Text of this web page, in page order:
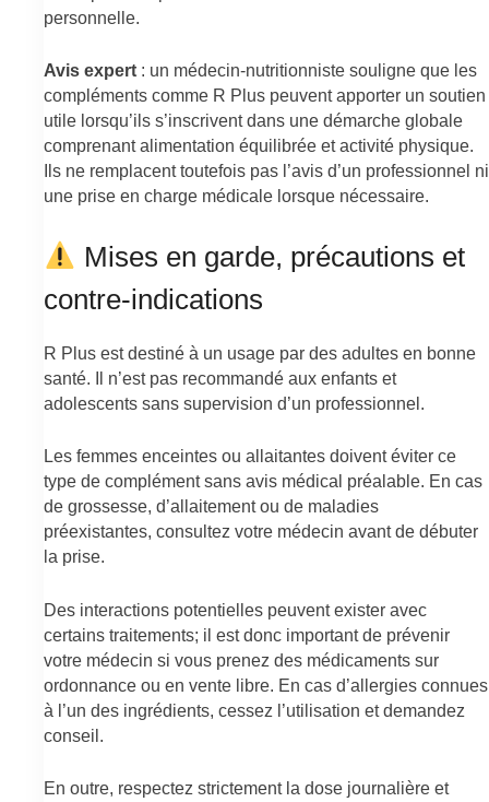
personnelle.
Avis expert : un médecin-nutritionniste souligne que les
compléments comme R Plus peuvent apporter un soutien
utile lorsqu’ils s’inscrivent dans une démarche globale
comprenant alimentation équilibrée et activité physique.
Ils ne remplacent toutefois pas l’avis d’un professionnel ni
une prise en charge médicale lorsque nécessaire.
Mises en garde, précautions et
contre-indications
R Plus est destiné à un usage par des adultes en bonne
santé. Il n’est pas recommandé aux enfants et
adolescents sans supervision d’un professionnel.
Les femmes enceintes ou allaitantes doivent éviter ce
type de complément sans avis médical préalable. En cas
de grossesse, d’allaitement ou de maladies
préexistantes, consultez votre médecin avant de débuter
la prise.
Des interactions potentielles peuvent exister avec
certains traitements; il est donc important de prévenir
votre médecin si vous prenez des médicaments sur
ordonnance ou en vente libre. En cas d’allergies connues
à l’un des ingrédients, cessez l’utilisation et demandez
conseil.
En outre, respectez strictement la dose journalière et